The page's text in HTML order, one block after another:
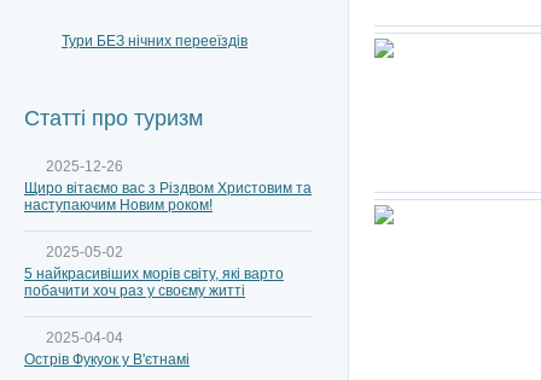
Тури БЕЗ нічних перееїздів
Статті про туризм
2025-12-26
Щиро вітаємо вас з Різдвом Христовим та
наступаючим Новим роком!
2025-05-02
5 найкрасивіших морів світу, які варто
побачити хоч раз у своєму житті
2025-04-04
Острів Фукуок у В'єтнамі